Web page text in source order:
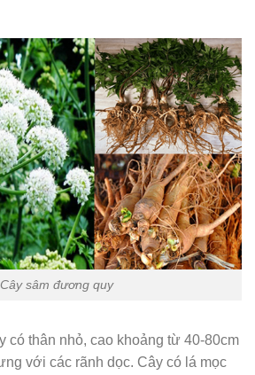
Cây sâm đương quy
có thân nhỏ, cao khoảng từ 40-80cm
với các rãnh dọc. Cây có lá mọc